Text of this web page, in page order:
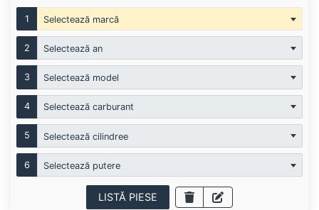
1 Selectează marcă
2 Selectează an
3 Selectează model
4 Selectează carburant
5 Selectează cilindree
6 Selectează putere
LISTĂ PIESE